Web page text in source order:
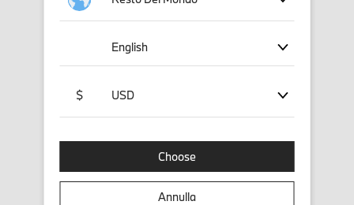
English
$ USD
Choose
Annulla